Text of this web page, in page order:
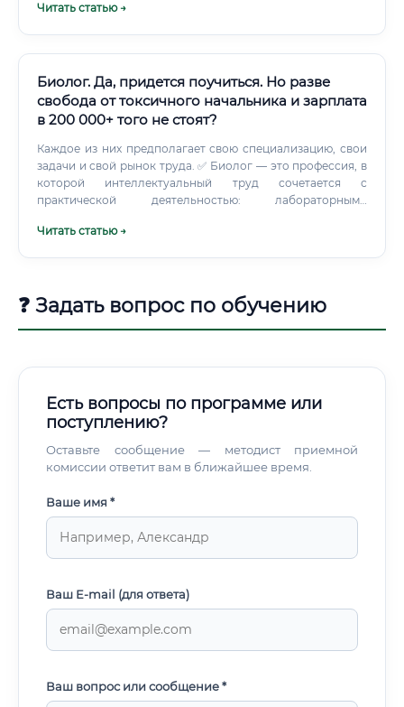
профессиональная переподготовка ✅ Coursera/edX —
🟢 Да, это возможно — но с определёнными условиями.
Биофармакология требует базовых знаний в области
биологии, химии или медицины. Полный «ноль» без
Читать статью →
Биолог. Да, придется поучиться. Но разве
свобода от токсичного начальника и зарплата
в 200 000+ того не стоят?
Каждое из них предполагает свою специализацию, свои
задачи и свой рынок труда. ✅ Биолог — это профессия, в
которой интеллектуальный труд сочетается с
практической деятельностью: лабораторными
аналитической работой с данными.
Читать статью →
❓ Задать вопрос по обучению
Есть вопросы по программе или
поступлению?
Оставьте сообщение — методист приемной
комиссии ответит вам в ближайшее время.
Ваше имя *
Ваш E-mail (для ответа)
Ваш вопрос или сообщение *